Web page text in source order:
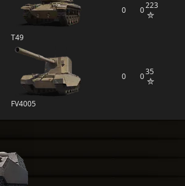
T49
0 0223
FV4005
0 035